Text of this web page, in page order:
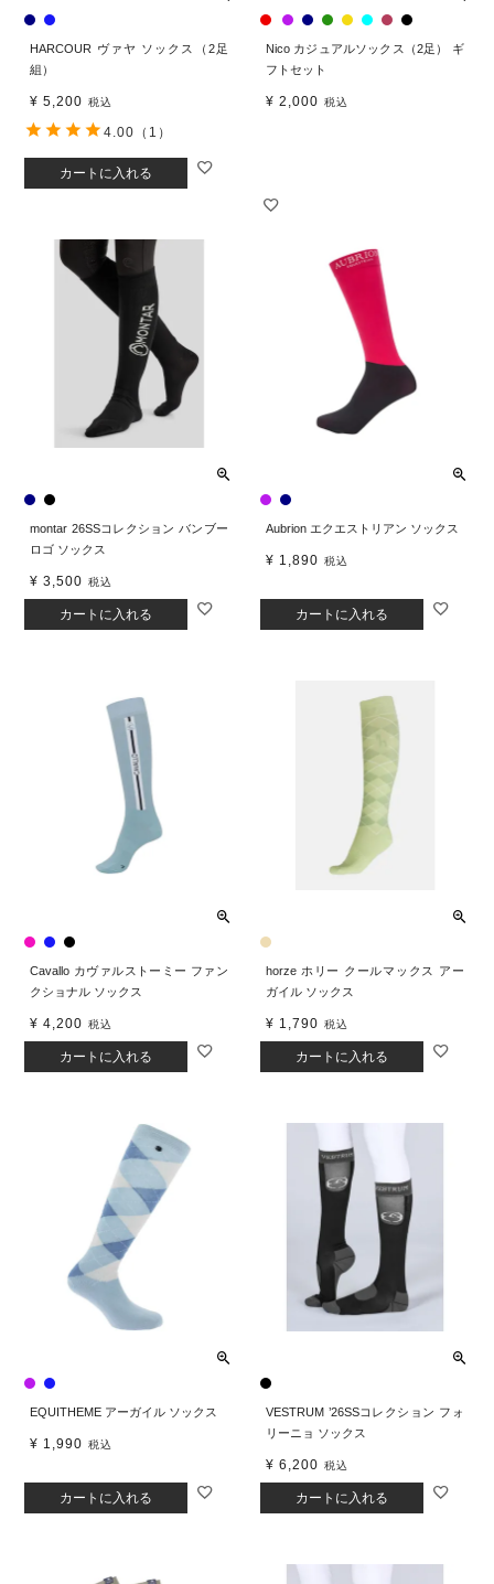
HARCOUR ヴァヤ ソックス（2足
組）
¥ 5,200 税込
カートに入れる
4.00 （1）
Nico カジュアルソックス（2足） ギ
フトセット
¥ 2,000 税込
montar 26SSコレクション バンブー
ロゴ ソックス
¥ 3,500 税込
カートに入れる
Aubrion エクエストリアン ソックス
¥ 1,890 税込
カートに入れる
Cavallo カヴァルストーミー ファン
クショナル ソックス
¥ 4,200 税込
カートに入れる
horze ホリー クールマックス アー
ガイル ソックス
¥ 1,790 税込
カートに入れる
EQUITHEME アーガイル ソックス
¥ 1,990 税込
カートに入れる
VESTRUM ’26SSコレクション フォ
リーニョ ソックス
¥ 6,200 税込
カートに入れる